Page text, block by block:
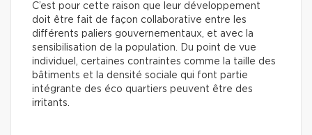
C’est pour cette raison que leur développement
doit être fait de façon collaborative entre les
différents paliers gouvernementaux, et avec la
sensibilisation de la population. Du point de vue
individuel, certaines contraintes comme la taille des
bâtiments et la densité sociale qui font partie
intégrante des éco quartiers peuvent être des
irritants.